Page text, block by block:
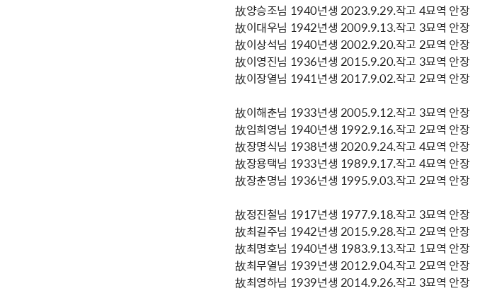
故양승조님 1940년생 2023.9.29.작고 4묘역 안장
故이대우님 1942년생 2009.9.13.작고 3묘역 안장
故이상석님 1940년생 2002.9.20.작고 2묘역 안장
故이영진님 1936년생 2015.9.20.작고 3묘역 안장
故이장열님 1941년생 2017.9.02.작고 2묘역 안장
故이해춘님 1933년생 2005.9.12.작고 3묘역 안장
故임희영님 1940년생 1992.9.16.작고 2묘역 안장
故장명식님 1938년생 2020.9.24.작고 4묘역 안장
故장용택님 1933년생 1989.9.17.작고 4묘역 안장
故장춘명님 1936년생 1995.9.03.작고 2묘역 안장
故정진철님 1917년생 1977.9.18.작고 3묘역 안장
故최길주님 1942년생 2015.9.28.작고 2묘역 안장
故최명호님 1940년생 1983.9.13.작고 1묘역 안장
故최무열님 1939년생 2012.9.04.작고 2묘역 안장
故최영하님 1939년생 2014.9.26.작고 3묘역 안장